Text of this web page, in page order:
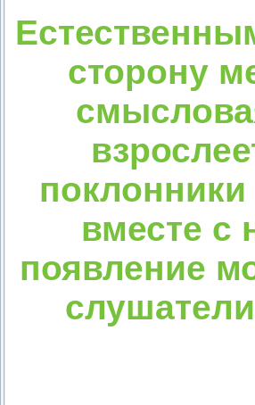
сторону
вместе с
появление